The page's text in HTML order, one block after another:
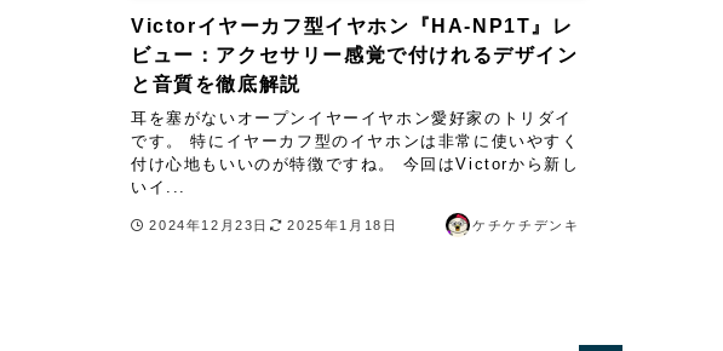
Victorイヤーカフ型イヤホン『HA-NP1T』レ
ビュー：アクセサリー感覚で付けれるデザイン
と音質を徹底解説
耳を塞がないオープンイヤーイヤホン愛好家のトリダイ
です。 特にイヤーカフ型のイヤホンは非常に使いやすく
付け心地もいいのが特徴ですね。 今回はVictorから新し
いイ...
2024年12月23日 2025年1月18日 ケチケチデンキ